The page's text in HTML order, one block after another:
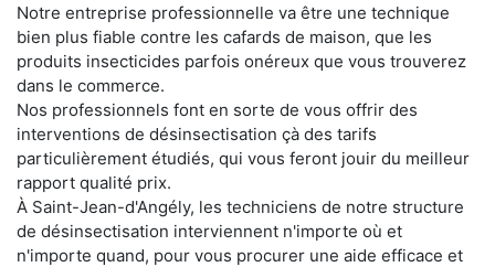
Notre entreprise professionnelle va être une technique
bien plus fiable contre les cafards de maison, que les
produits insecticides parfois onéreux que vous trouverez
dans le commerce.
Nos professionnels font en sorte de vous offrir des
interventions de désinsectisation çà des tarifs
particulièrement étudiés, qui vous feront jouir du meilleur
rapport qualité prix.
À Saint-Jean-d'Angély, les techniciens de notre structure
de désinsectisation interviennent n'importe où et
n'importe quand, pour vous procurer une aide efficace et